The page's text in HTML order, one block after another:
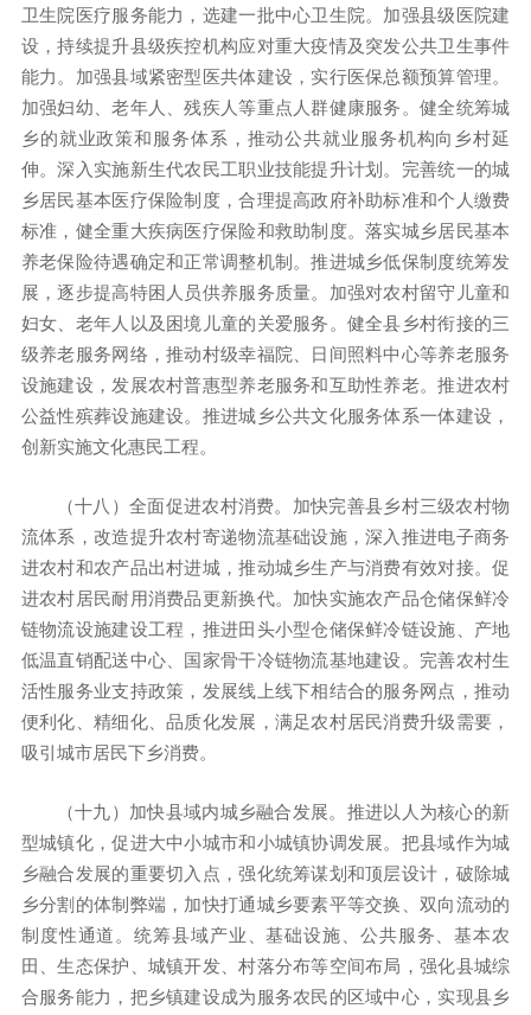
卫生院医疗服务能力，选建一批中心卫生院。加强县级医院建
设，持续提升县级疾控机构应对重大疫情及突发公共卫生事件
能力。加强县域紧密型医共体建设，实行医保总额预算管理。
加强妇幼、老年人、残疾人等重点人群健康服务。健全统筹城
乡的就业政策和服务体系，推动公共就业服务机构向乡村延
伸。深入实施新生代农民工职业技能提升计划。完善统一的城
乡居民基本医疗保险制度，合理提高政府补助标准和个人缴费
标准，健全重大疾病医疗保险和救助制度。落实城乡居民基本
养老保险待遇确定和正常调整机制。推进城乡低保制度统筹发
展，逐步提高特困人员供养服务质量。加强对农村留守儿童和
妇女、老年人以及困境儿童的关爱服务。健全县乡村衔接的三
级养老服务网络，推动村级幸福院、日间照料中心等养老服务
设施建设，发展农村普惠型养老服务和互助性养老。推进农村
公益性殡葬设施建设。推进城乡公共文化服务体系一体建设，
创新实施文化惠民工程。
（十八）全面促进农村消费。加快完善县乡村三级农村物
流体系，改造提升农村寄递物流基础设施，深入推进电子商务
进农村和农产品出村进城，推动城乡生产与消费有效对接。促
进农村居民耐用消费品更新换代。加快实施农产品仓储保鲜冷
链物流设施建设工程，推进田头小型仓储保鲜冷链设施、产地
低温直销配送中心、国家骨干冷链物流基地建设。完善农村生
活性服务业支持政策，发展线上线下相结合的服务网点，推动
便利化、精细化、品质化发展，满足农村居民消费升级需要，
吸引城市居民下乡消费。
（十九）加快县域内城乡融合发展。推进以人为核心的新
型城镇化，促进大中小城市和小城镇协调发展。把县域作为城
乡融合发展的重要切入点，强化统筹谋划和顶层设计，破除城
乡分割的体制弊端，加快打通城乡要素平等交换、双向流动的
制度性通道。统筹县域产业、基础设施、公共服务、基本农
田、生态保护、城镇开发、村落分布等空间布局，强化县城综
合服务能力，把乡镇建设成为服务农民的区域中心，实现县乡